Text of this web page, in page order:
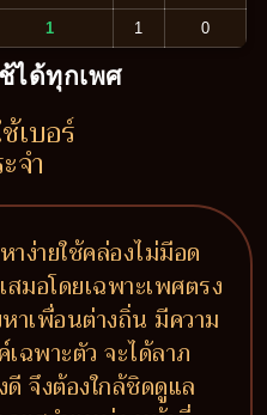
1 1 0
ได้ทุกเพศ
เบอร์
จำ
ง่ายใช้คล่องไม่มีอด
มอโดยเฉพาะเพศตรง
าเพื่อนต่างถิ่น มีความ
ฉพาะตัว จะได้ลาภ
จึงต้องใกล้ชิดดูแล